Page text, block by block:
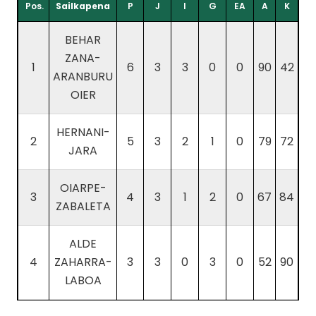
Pos. Sailkapena P J I G EA A K
1
BEHAR
ZANA-
ARANBURU
OIER
6 3 3 0 0 90 42
2
HERNANI-
JARA
5 3 2 1 0 79 72
3
OIARPE-
ZABALETA
4 3 1 2 0 67 84
4
ALDE
ZAHARRA-
LABOA
3 3 0 3 0 52 90